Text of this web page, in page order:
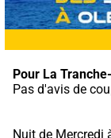
Pour La
Pas d'avis de
Nuit de Mercredi